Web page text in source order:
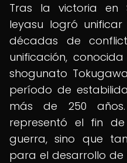
Tras la victoria en
Ieyasu logró
décadas de
unificación,
shogunato
período de
más de 250
representó el fin
guerra, sino que
para el desarrollo